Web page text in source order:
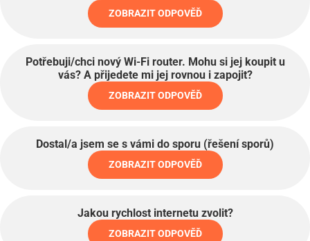
ZOBRAZIT ODPOVĚĎ
Potřebuji/chci nový Wi-Fi router. Mohu si jej koupit u
vás? A přijedete mi jej rovnou i zapojit?
ZOBRAZIT ODPOVĚĎ
Dostal/a jsem se s vámi do sporu (řešení sporů)
ZOBRAZIT ODPOVĚĎ
Jakou rychlost internetu zvolit?
ZOBRAZIT ODPOVĚĎ